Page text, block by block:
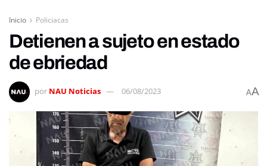
Inicio Policiacas
Detienen a sujeto en estado
de ebriedad
por NAU Noticias 06/08/2023 AA